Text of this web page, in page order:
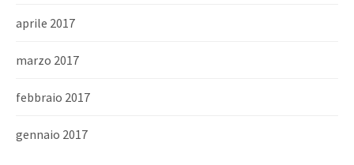
aprile 2017
marzo 2017
febbraio 2017
gennaio 2017